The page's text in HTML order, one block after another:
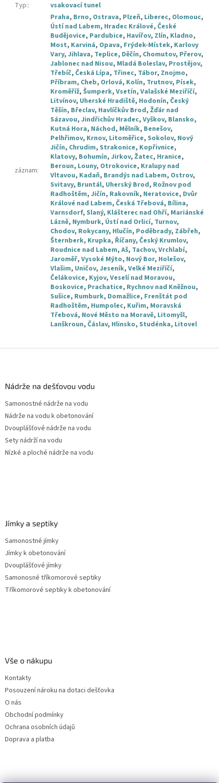
Typ:: vsakovací tunel
záznam:
Praha, Brno, Ostrava, Plzeň, Liberec, Olomouc,
Ústí nad Labem, Hradec Králové, České
Budějovice, Pardubice, Havířov, Zlín, Kladno,
Most, Karviná, Opava, Frýdek-Místek, Karlovy
Vary, Jihlava, Teplice, Děčín, Chomutov, Přerov,
Jablonec nad Nisou, Mladá Boleslav, Prostějov,
Třebíč, Česká Lípa, Třinec, Tábor, Znojmo,
Příbram, Cheb, Orlová, Kolín, Trutnov, Písek,
Kroměříž, Šumperk, Vsetín, Valašské Meziříčí,
Litvínov, Uherské Hradiště, Hodonín, Český
Těšín, Břeclav, Havlíčkův Brod, Žďár nad
Sázavou, Jindřichův Hradec, Vyškov, Blansko,
Kutná Hora, Náchod, Mělník, Benešov,
Pelhřimov, Krnov, Litoměřice, Sokolov, Nový
Jičín, Chrudim, Strakonice, Kopřivnice,
Klatovy, Bohumín, Jirkov, Žatec, Hranice,
Beroun, Louny, Otrokovice, Kralupy nad
Vltavou, Kadaň, Brandýs nad Labem, Ostrov,
Svitavy, Bruntál, Uherský Brod, Rožnov pod
Radhoštěm, Jičín, Rakovník, Neratovice, Dvůr
Králové nad Labem, Česká Třebová, Bílina,
Varnsdorf, Slaný, Klášterec nad Ohří, Mariánské
Lázně, Nymburk, Ústí nad Orlicí, Turnov,
Chodov, Rokycany, Hlučín, Poděbrady, Zábřeh,
Šternberk, Krupka, Říčany, Český Krumlov,
Roudnice nad Labem, Aš, Tachov, Vrchlabí,
Jaroměř, Vysoké Mýto, Nový Bor, Holešov,
Vlašim, Uničov, Jeseník, Velké Meziříčí,
Čelákovice, Kyjov, Veselí nad Moravou,
Boskovice, Prachatice, Rychnov nad Kněžnou,
Sušice, Rumburk, Domažlice, Frenštát pod
Radhoštěm, Humpolec, Kuřim, Moravská
Třebová, Nové Město na Moravě, Litomyšl,
Lanškroun, Čáslav, Hlinsko, Studénka, Litovel
Nádrže na dešťovou vodu
Samonostné nádrže na vodu
Nádrže na vodu k obetonování
Dvouplášťové nádrže na vodu
Sety nádrží na vodu
Nízké a ploché nádrže na vodu
Jímky a septiky
Samonostné jímky
Jímky k obetonování
Dvouplášťové jímky
Samonosné tříkomorové septiky
Tříkomorové septiky k obetonování
Vše o nákupu
Kontakty
Posouzení nároku na dotaci dešťovka
O nás
Obchodní podmínky
Ochrana osobních údajů
Doprava a platba